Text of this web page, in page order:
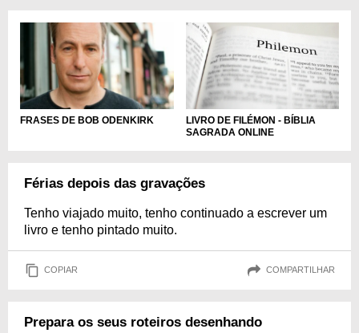
FRASES DE BOB ODENKIRK
LIVRO DE FILÉMON - BÍBLIA
SAGRADA ONLINE
Férias depois das gravações
Tenho viajado muito, tenho continuado a escrever um
livro e tenho pintado muito.
COPIAR COMPARTILHAR
Prepara os seus roteiros desenhando